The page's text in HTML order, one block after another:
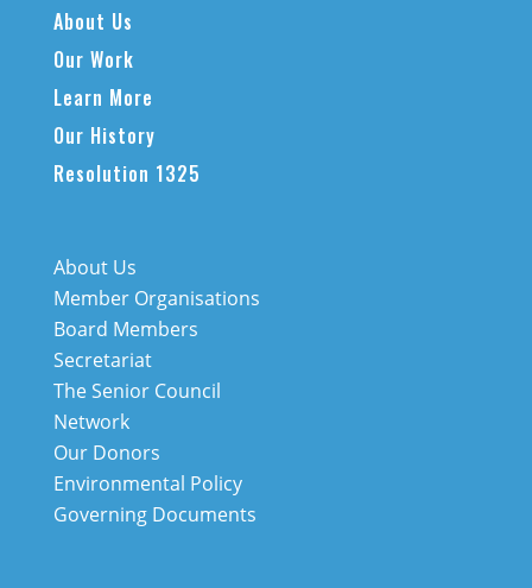
About Us
Our Work
Learn More
Our History
Resolution 1325
About Us
Member Organisations
Board Members
Secretariat
The Senior Council
Network
Our Donors
Environmental Policy
Governing Documents